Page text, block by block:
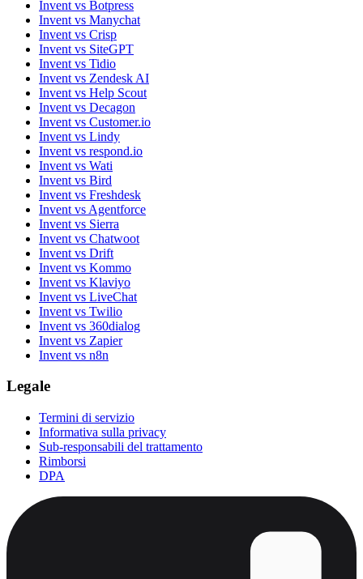
Invent vs Botpress
Invent vs Manychat
Invent vs Crisp
Invent vs SiteGPT
Invent vs Tidio
Invent vs Zendesk AI
Invent vs Help Scout
Invent vs Decagon
Invent vs Customer.io
Invent vs Lindy
Invent vs respond.io
Invent vs Wati
Invent vs Bird
Invent vs Freshdesk
Invent vs Agentforce
Invent vs Sierra
Invent vs Chatwoot
Invent vs Drift
Invent vs Kommo
Invent vs Klaviyo
Invent vs LiveChat
Invent vs Twilio
Invent vs 360dialog
Invent vs Zapier
Invent vs n8n
Legale
Termini di servizio
Informativa sulla privacy
Sub-responsabili del trattamento
Rimborsi
DPA